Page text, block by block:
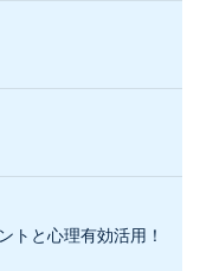
トと心理有効活用！